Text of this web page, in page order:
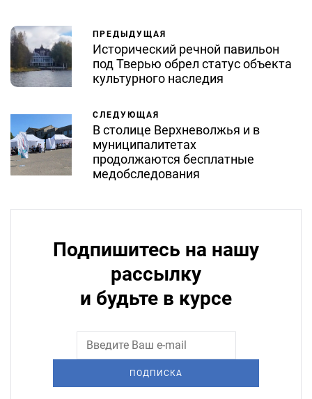
ПРЕДЫДУЩАЯ
Исторический речной павильон
под Тверью обрел статус объекта
культурного наследия
СЛЕДУЮЩАЯ
В столице Верхневолжья и в
муниципалитетах
продолжаются бесплатные
медобследования
Подпишитесь на нашу
рассылку
и будьте в курсе
ПОДПИСКА